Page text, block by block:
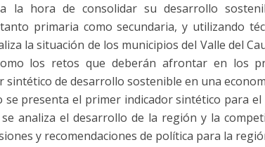
la hora de consolidar su desarrollo
primaria como secundaria, y utilizando
la situación de los municipios del Valle del
los retos que deberán afrontar en los
de desarrollo sostenible en una
presenta el primer indicador sintético para el
se analiza el desarrollo de la región y la
y recomendaciones de política para la